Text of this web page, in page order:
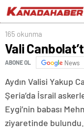
165 okunma
Vali
ABONE OL News
Aydın Valisi Yakup
Şeria’da İsrail
Eygi’nin babası
ziyaretinde bulundu.